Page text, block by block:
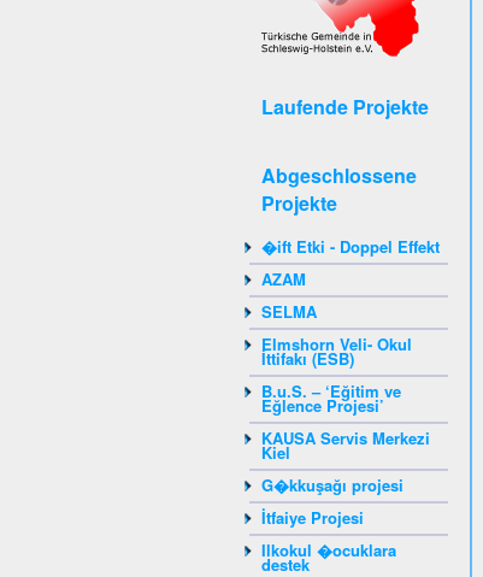
Laufende Projekte
Abgeschlossene
Projekte
�ift Etki - Doppel Effekt
AZAM
SELMA
Elmshorn Veli- Okul
İttifakı (ESB)
B.u.S. – ‘Eğitim ve
Eğlence Projesi’
KAUSA Servis Merkezi
Kiel
G�kkuşağı projesi
İtfaiye Projesi
Ilkokul �ocuklara
destek